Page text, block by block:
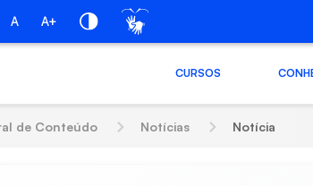
A A+
CURSOS
de Conteúdo Notícias Notícia